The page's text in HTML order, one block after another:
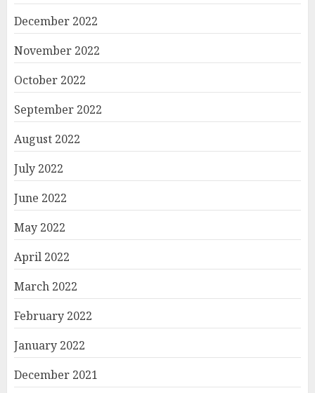
December 2022
November 2022
October 2022
September 2022
August 2022
July 2022
June 2022
May 2022
April 2022
March 2022
February 2022
January 2022
December 2021